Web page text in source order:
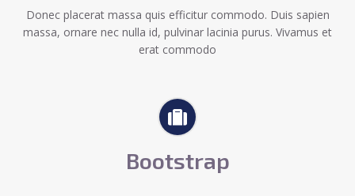
Donec placerat massa quis efficitur commodo. Duis sapien
massa, ornare nec nulla id, pulvinar lacinia purus. Vivamus et
erat commodo
Bootstrap